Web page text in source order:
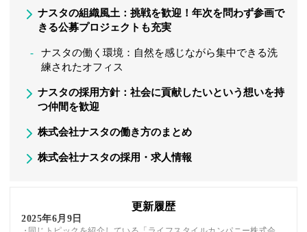
ナスタの組織風土：挑戦を歓迎！年次を問わず参画で
きる公募プロジェクトも充実
ナスタの働く環境：自然を感じながら集中できる洗
練されたオフィス
ナスタの採用方針：社会に貢献したいという想いを持
つ仲間を歓迎
株式会社ナスタの働き方のまとめ
株式会社ナスタの採用・求人情報
更新履歴
2025年6月9日